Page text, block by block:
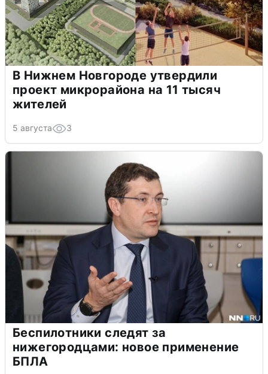
В Нижнем Новгороде утвердили
проект микрорайона на 11 тысяч
жителей
5 августа 3
Беспилотники следят за
нижегородцами: новое применение
БПЛА